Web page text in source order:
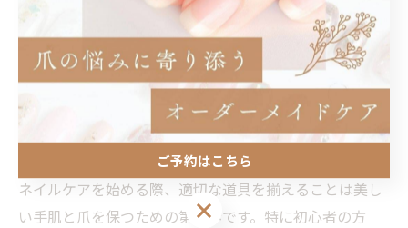
初心者が知っておきたい基本の
ネイルケア方法
ネイルケア初心者が揃えるべき道具一式
ネイルケアを始める際、適切な道具を揃えることは美し
い手肌と爪を保つための第一歩です。特に初心者の方
ご予約はこちら
ご予約はこちら